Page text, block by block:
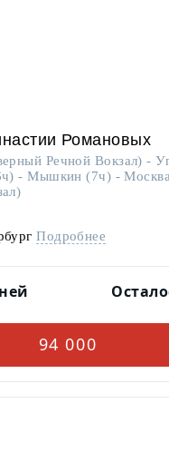
Романовых
Речной Вокзал) -
- Мышкин (7ч) -
Подробнее
94 000